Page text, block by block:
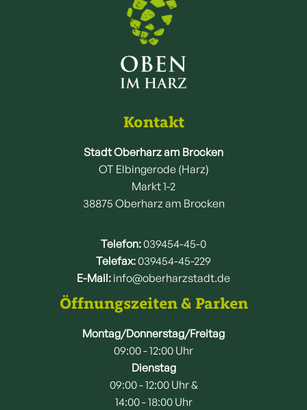
Kontakt
Stadt Oberharz am Brocken
OT Elbingerode (Harz)
Markt 1-2
38875 Oberharz am Brocken
Telefon:039454-45-0
Telefax:039454-45-229
E-Mail: info@oberharzstadt.de
Öffnungszeiten & Parken
Montag/Donnerstag/Freitag
09:00 - 12:00 Uhr
Dienstag
09:00 - 12:00 Uhr &
14:00 - 18:00 Uhr